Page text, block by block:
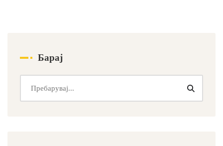
Барај